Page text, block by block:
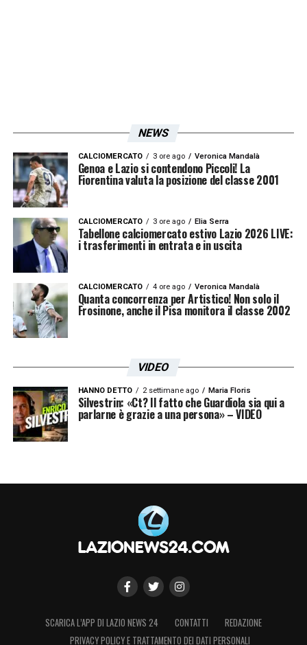
della Società Bologna per rappresentare
nella Commissione medico scientifica della
Figc le istanze delle Società, che saranno
previamente informate in sede
assembleare».
Iscriviti gratis alla nostra
Newsletter
Accetto laPrivacy Policy
LA PLAYLIST DELLE NOSTRE TOP NEWS
NEWS
CALCIOMERCATO 3 ore ago Veronica Mandalà
Genoa e Lazio si contendono Piccoli! La
Fiorentina valuta la posizione del classe 2001
CALCIOMERCATO 3 ore ago Elia Serra
Tabellone calciomercato estivo Lazio 2026 LIVE:
i trasferimenti in entrata e in uscita
CALCIOMERCATO 4 ore ago Veronica Mandalà
Quanta concorrenza per Artistico! Non solo il
Frosinone, anche il Pisa monitora il classe 2002
VIDEO
HANNO DETTO 2 settimane ago Maria Floris
Silvestrin: «Ct? Il fatto che Guardiola sia qui a
parlarne è grazie a una persona» – VIDEO
SCARICA L’APP DI LAZIO NEWS 24 CONTATTI
REDAZIONE
PRIVACY POLICY E TRATTAMENTO DEI DATI PERSONALI